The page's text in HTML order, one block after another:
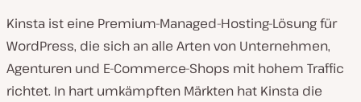
Kinsta ist eine Premium-Managed-Hosting-Lösung für
WordPress, die sich an alle Arten von Unternehmen,
Agenturen und E-Commerce-Shops mit hohem Traffic
richtet. In hart umkämpften Märkten hat Kinsta die